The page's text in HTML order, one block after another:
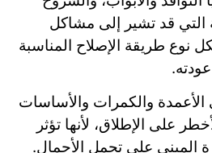
التي قد تشير إلى مشاكل
نوع طريقة الإصلاح المناسبة
الأعمدة والكمرات والأساسات
على الإطلاق، لأنها تؤثر
المبنى على تحمل الأحمال.